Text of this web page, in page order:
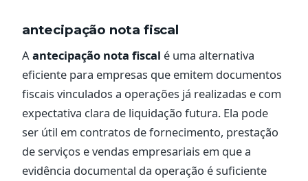
antecipação nota fiscal
Aantecipação nota fiscal é uma alternativa
eficiente para empresas que emitem documentos
fiscais vinculados a operações já realizadas e com
expectativa clara de liquidação futura. Ela pode
ser útil em contratos de fornecimento, prestação
de serviços e vendas empresariais em que a
evidência documental da operação é suficiente